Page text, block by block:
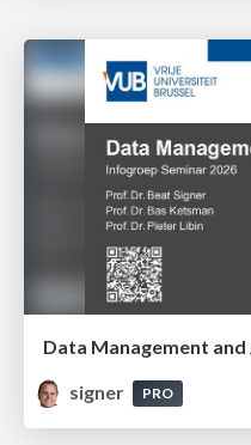
Data Management
signer
PRO